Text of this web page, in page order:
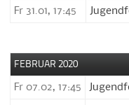
Fr 31.01, 17:45
FEBRUAR 2020
Fr 07.02, 17:45